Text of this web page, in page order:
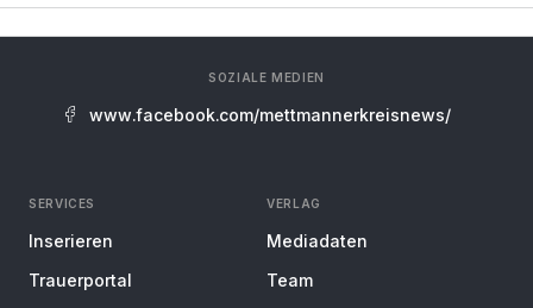
SOZIALE MEDIEN
www.facebook.com/mettmannerkreisnews/
SERVICES
Inserieren
Trauerportal
VERLAG
Mediadaten
Team